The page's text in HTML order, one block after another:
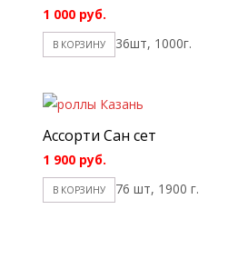
из 5
1 000 руб.
В КОРЗИНУ 36шт, 1000г.
Ассорти Сан сет
1 900 руб.
В КОРЗИНУ 76 шт, 1900 г.